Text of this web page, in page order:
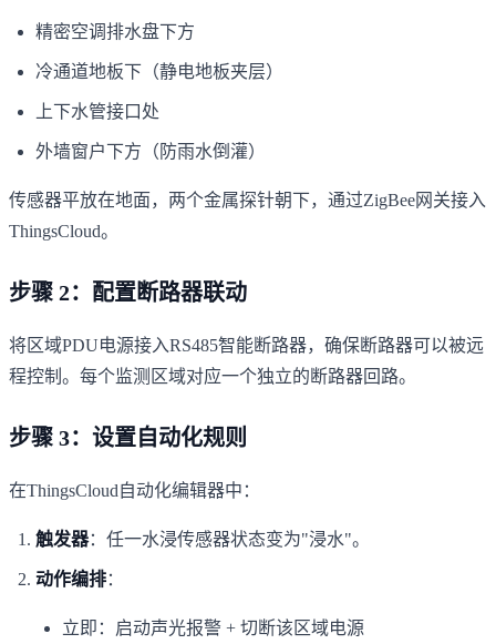
精密空调排水盘下方
冷通道地板下（静电地板夹层）
上下水管接口处
外墙窗户下方（防雨水倒灌）
传感器平放在地面，两个金属探针朝下，通过ZigBee网关接入
ThingsCloud。
步骤 2：配置断路器联动
将区域PDU电源接入RS485智能断路器，确保断路器可以被远
程控制。每个监测区域对应一个独立的断路器回路。
步骤 3：设置自动化规则
在ThingsCloud自动化编辑器中：
触发器：任一水浸传感器状态变为"浸水"。
动作编排：
立即：启动声光报警 + 切断该区域电源